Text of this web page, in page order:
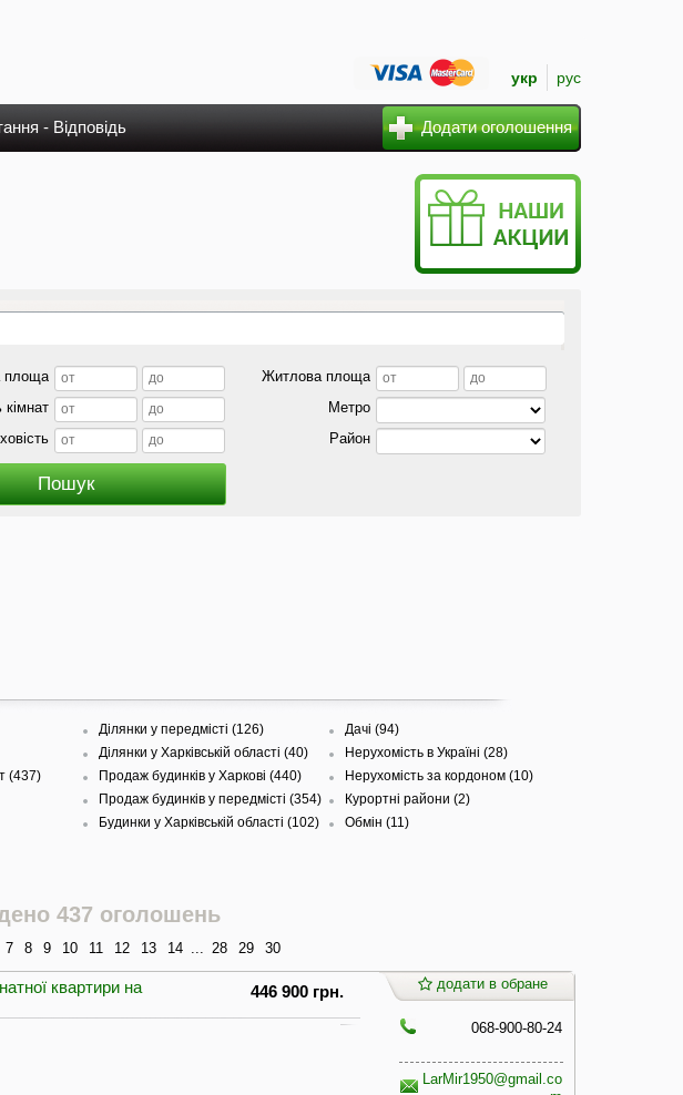
укр рус
- Відповідь Додати оголошення
площа
Житлова площа
кімнат
Метро
Район
(437)
Ділянки у передмісті (126)
Ділянки у Харківській області (40)
Продаж будинків у Харкові (440)
Продаж будинків у передмісті (354)
Будинки у Харківській області (102)
Дачі (94)
Нерухомість в Україні (28)
Нерухомість за кордоном (10)
Курортні райони (2)
Обмін (11)
437 оголошень
7 8 9 10 11 12 13 14 28 29 30
квартири на
446 900 грн. додати в обране
068-900-80-24
LarMir1950@gmail.co